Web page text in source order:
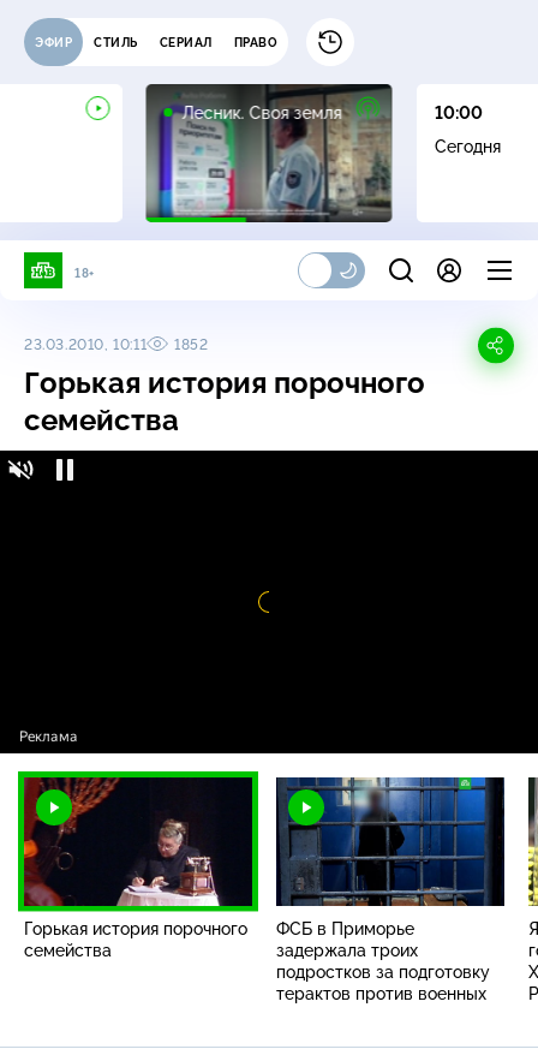
ЭФИР СТИЛЬ СЕРИАЛ ПРАВО
Лесник. Своя земля
16+
10:00
Сегодня
18+
23.03.2010, 10:11 1852
Горькая история порочного
семейства
Горькая история порочного семейства
Горькая история порочного
семейства
ФСБ в Приморье
задержала троих
подростков за подготовку
терактов против военных